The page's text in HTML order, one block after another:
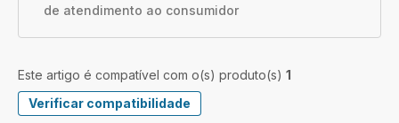
de atendimento ao consumidor
Este artigo é compatível com o(s) produto(s) 1
Verificar compatibilidade